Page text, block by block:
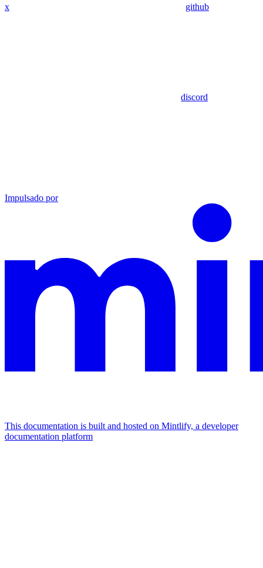
x github
discord
Impulsado por
This documentation is built and hosted on Mintlify, a developer
documentation platform